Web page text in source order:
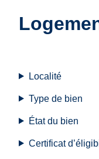
Formulaire
pour
filtrer
Localité
Type de bien
État du bien
Certificat